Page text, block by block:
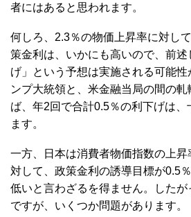
者にはあると思われます。
何しろ、2.3％の物価上昇率に対し
策金利は、いかにも高いので、前
げ」という予想は実施される可能
ンプ大統領と、米金融当局の間の
ば、年2回で合計0.5％の利下げは
ます。
一方、日本は消費者物価指数の上昇
対して、政策金利の誘導目標が0.5
低いと言わざるを得ません。した
ですが、いくつか問題があります。